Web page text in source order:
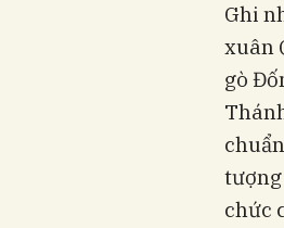
Ghi
xuân
gò
chức